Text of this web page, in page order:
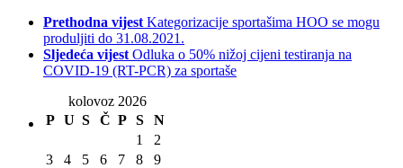
Prethodna vijest Kategorizacije sportašima HOO se mogu
produljiti do 31.08.2021.
Sljedeća vijest Odluka o 50% nižoj cijeni testiranja na
COVID-19 (RT-PCR) za sportaše
kolovoz 2026
P U S Č P S
N
1
2
3
4 5 6 7 8
9